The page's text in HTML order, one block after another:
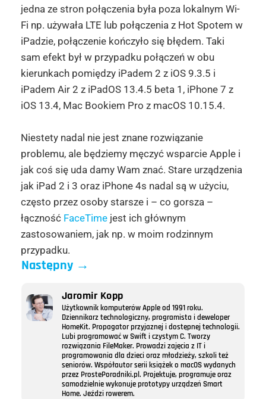
jedna ze stron połączenia była poza lokalnym Wi-
Fi np. używała LTE lub połączenia z Hot Spotem w
iPadzie, połączenie kończyło się błędem. Taki
sam efekt był w przypadku połączeń w obu
kierunkach pomiędzy iPadem 2 z iOS 9.3.5 i
iPadem Air 2 z iPadOS 13.4.5 beta 1, iPhone 7 z
iOS 13.4, Mac Bookiem Pro z macOS 10.15.4.
Niestety nadal nie jest znane rozwiązanie
problemu, ale będziemy męczyć wsparcie Apple i
jak coś się uda damy Wam znać. Stare urządzenia
jak iPad 2 i 3 oraz iPhone 4s nadal są w użyciu,
często przez osoby starsze i – co gorsza –
łączność FaceTimejest ich głównym
zastosowaniem, jak np. w moim rodzinnym
przypadku.
Następny→
Jaromir Kopp
Użytkownik komputerów Apple od 1991 roku.
Dziennikarz technologiczny, programista i deweloper
HomeKit. Propagator przyjaznej i dostępnej technologii.
Lubi programować w Swift i czystym C. Tworzy
rozwiązania FileMaker. Prowadzi zajęcia z IT i
programowania dla dzieci oraz młodzieży, szkoli też
seniorów. Współautor serii książek o macOS wydanych
przez ProstePoradniki.pl. Projektuje, programuje oraz
samodzielnie wykonuje prototypy urządzeń Smart
Home. Jeździ rowerem.